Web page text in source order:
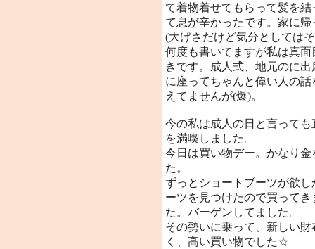
て着物着せてもらって髪を
て息が辛かったです。家に
(大げさだけど気分としては
何度も書いてますが私は真
きです。成人式、地元のに
に座ってちゃんと偉い人の
えてませんが(爆)。
今の私は成人の日と言って
を満喫しました。
今日は買い物デー。かなり
た。
ずっとショートブーツが欲
ーツを見つけたので買って
た。バーゲンしてました。
その勢いに乗って、新しい
く、高い買い物でした☆